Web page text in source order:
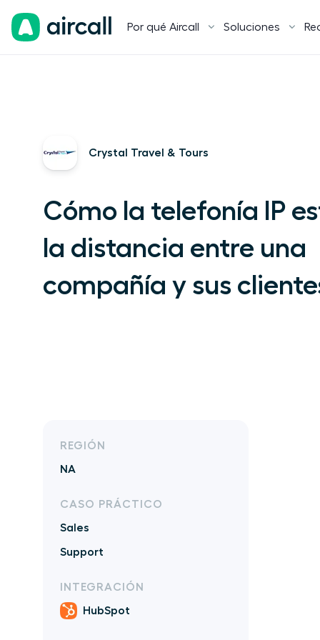
Por qué Aircall Soluciones
Crystal Travel & Tours
Cómo la telefonía IP
la distancia entre una
compañía y sus
REGIÓN
NA
CASO PRÁCTICO
Sales
Support
INTEGRACIÓN
HubSpot